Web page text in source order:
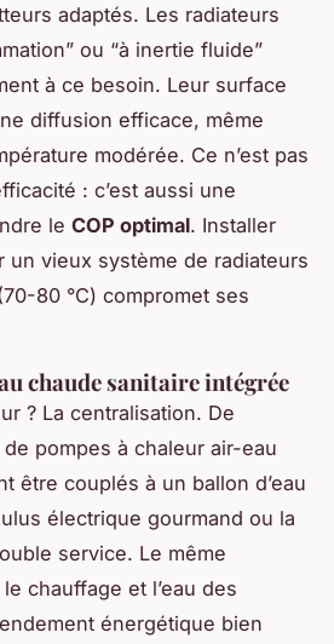
adaptés. Les radiateurs
ou “à inertie fluide”
à ce besoin. Leur surface
diffusion efficace, même
modérée. Ce n’est pas
: c’est aussi une
le COP optimal. Installer
un vieux système de radiateurs
80 °C) compromet ses
chaude sanitaire intégrée
? La centralisation. De
pompes à chaleur air-eau
être couplés à un ballon d’eau
électrique gourmand ou la
service. Le même
chauffage et l’eau des
énergétique bien